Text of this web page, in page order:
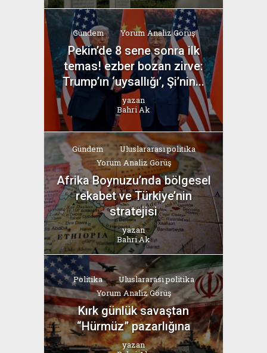
Gündem Yorum Analiz Görüş
Pekin’de 8 sene sonra ilk
temas! ezber bozan zirve:
Trump’ın ‘uysallığı’, Şi’nin...
yazan
Bahri Ak
Gündem
Uluslararası politika
Yorum Analiz Görüş
Afrika Boynuzu’nda bölgesel
rekabet ve Türkiye’nin
stratejisi
yazan
Bahri Ak
Politika
Uluslararası politika
Yorum Analiz Görüş
Kırk günlük savaştan
“Hürmüz” pazarlığına
yazan